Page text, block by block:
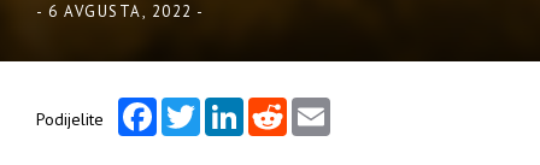
- 6 AVGUSTA, 2022 -
Podijelite
FacebookTwitterLinkedInReddit